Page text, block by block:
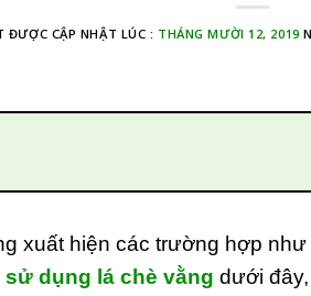
ĐƯỢC CẬP NHẬT LÚC : THÁNG MƯỜI 12, 2019
xuất hiện các trường hợp
sử dụng lá chè vằng dưới